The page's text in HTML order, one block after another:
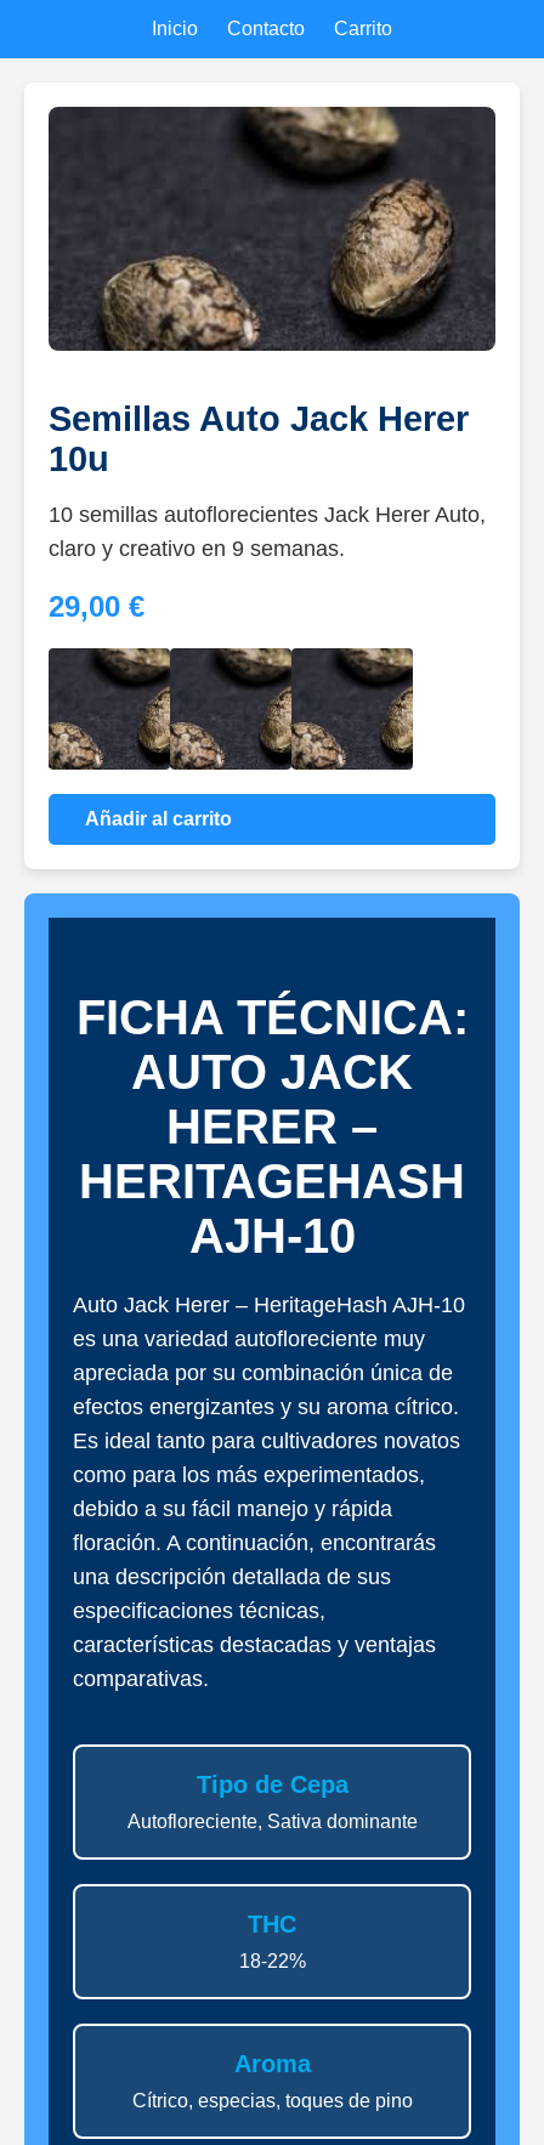
Inicio Contacto Carrito
Semillas Auto Jack Herer
10u
10 semillas autoflorecientes Jack Herer Auto,
claro y creativo en 9 semanas.
29,00 €
Añadir al carrito
FICHA TÉCNICA:
AUTO JACK
HERER –
HERITAGEHASH
AJH-10
Auto Jack Herer – HeritageHash AJH-10
es una variedad autofloreciente muy
apreciada por su combinación única de
efectos energizantes y su aroma cítrico.
Es ideal tanto para cultivadores novatos
como para los más experimentados,
debido a su fácil manejo y rápida
floración. A continuación, encontrarás
una descripción detallada de sus
especificaciones técnicas,
características destacadas y ventajas
comparativas.
Tipo de Cepa
Autofloreciente, Sativa dominante
THC
18-22%
Aroma
Cítrico, especias, toques de pino